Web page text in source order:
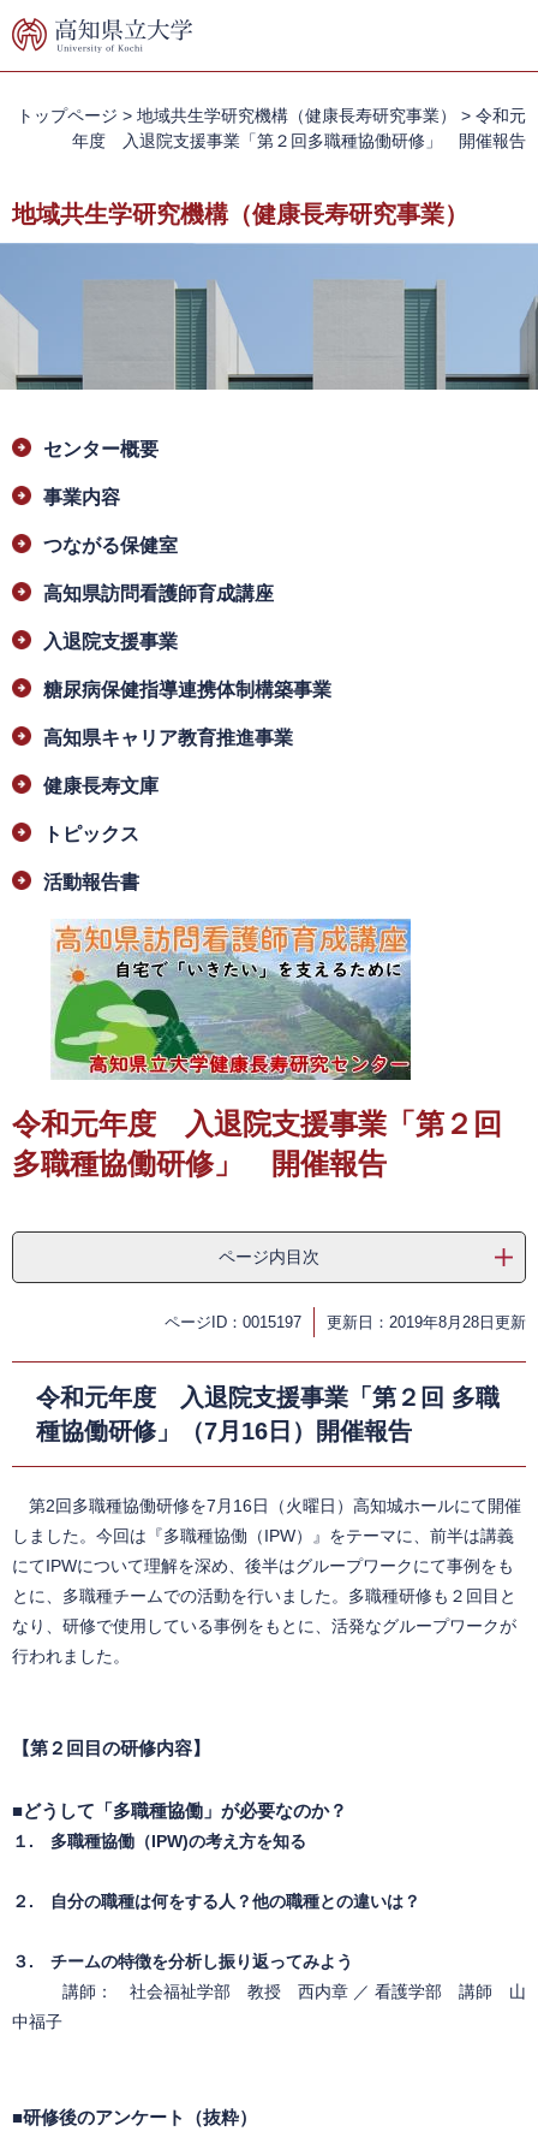
ー
ニ
て
本
へ
トップページ > 地域共生学研究機構（健康長寿研究事業） > 令和元
年度 入退院支援事業「第２回多職種協働研修」 開催報告
地域共生学研究機構（健康長寿研究事業）
文
センター概要
事業内容
つながる保健室
高知県訪問看護師育成講座
入退院支援事業
糖尿病保健指導連携体制構築事業
高知県キャリア教育推進事業
健康長寿文庫
トピックス
活動報告書
令和元年度 入退院支援事業「第２回
多職種協働研修」 開催報告
ページ内目次
ページID：0015197 更新日：2019年8月28日更新
令和元年度 入退院支援事業「第２回 多職
種協働研修」（7月16日）開催報告
第2回多職種協働研修を7月16日（火曜日）高知城ホールにて開催
しました。今回は『多職種協働（IPW）』をテーマに、前半は講義
にてIPWについて理解を深め、後半はグループワークにて事例をも
とに、多職種チームでの活動を行いました。多職種研修も２回目と
なり、研修で使用している事例をもとに、活発なグループワークが
行われました。
【第２回目の研修内容】
■どうして「多職種協働」が必要なのか？
１. 多職種協働（IPW)の考え方を知る
２. 自分の職種は何をする人？他の職種との違いは？
３. チームの特徴を分析し振り返ってみよう
講師： 社会福祉学部 教授 西内章 ／ 看護学部 講師 山
中福子
■研修後のアンケート（抜粋）